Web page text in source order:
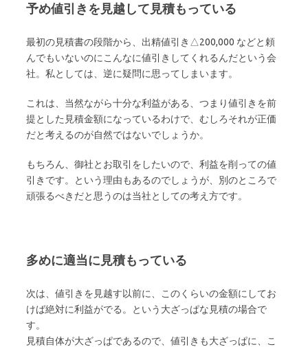
予め値引きを見越して見積もっている
最初の見積書の段階から、出精値引き△200,000 などと頼
んでもいないのにこんなに値引きしてくれるんだという会
社。私としては、逆に疑問に思ってしまいます。
これは、当然ながら十分な利益がある、つまり値引きを前
提とした見積金額になっているわけで、むしろそれが正価
だと考えるのが自然ではないでしょうか。
もちろん、御社とお取引をしたいので、利益を削っての値
引きです。という理由もあるのでしょうが、別のところで
頑張るべきだと思うのは当社としての考え方です。
多めに適当に見積もっている
次は、値引きを見越す以前に、このくらいの金額にしてお
けば絶対に利益がでる。という大ざっぱな見積の場合で
す。
見積自体が大ざっぱであるので、値引きも大ざっぱに、こ